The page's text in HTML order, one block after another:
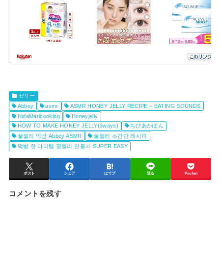
ゼリー
Abbey
asmr
ASMR HONEY JELLY RECIPE + EATING SOUNDS
HidaMaricooking
Honeyjelly
HOW TO MAKE HONEY JELLY(3ways)
ちびあかぽん
꿀젤리 먹방 Abbey ASMR
꿀젤리 초간단 레시피
먹방 핫 아이템 꿀젤리 만들기 SUPER EASY
ポスト シェア はてブ 送る Pocket
コメントを残す